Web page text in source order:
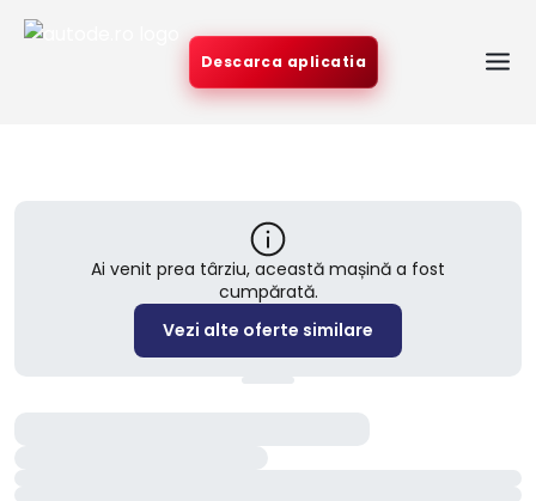
Descarca aplicatia
Ai venit prea târziu, această mașină a fost
cumpărată.
Vezi alte oferte similare